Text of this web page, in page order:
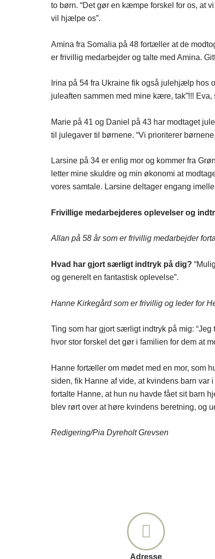
to børn. “Det gør en kæmpe forskel for os, at
vil hjælpe os”.
Amina fra Somalia på 48 fortæller at de
er frivillig medarbejder og talte med Amina.
Irina på 54 fra Ukraine fik også julehjælp hos
juleaften sammen med mine kære, tak”!!!
Marie på 41 og Daniel på 43 har modtaget
til julegaver til børnene. “Vi prioriterer
Larsine på 34 er enlig mor og kommer fra
letter mine skuldre og min økonomi at
vores samtale. Larsine deltager engang
Frivillige medarbejderes oplevelser og
Allan på 58 år som er frivillig medarbejder
Hvad har gjort særligt indtryk på dig?
og generelt en fantastisk oplevelse”.
Hanne Kirkegård som er frivillig og leder for
Ting som har gjort særligt indtryk på mig:
hvor stor forskel det gør i familien for dem at
Hanne fortæller om mødet med en mor, som
siden, fik Hanne af vide, at kvindens barn var
fortalte Hanne, at hun nu havde fået sit barn
blev rørt over at høre kvindens beretning, og
Redigering/Pia Dyreholt Grevsen
Adresse